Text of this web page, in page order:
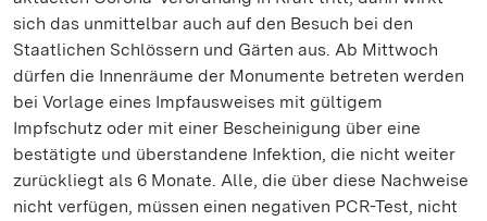
sich das unmittelbar auch auf den Besuch bei den
Staatlichen Schlössern und Gärten aus. Ab Mittwoch
dürfen die Innenräume der Monumente betreten werden
bei Vorlage eines Impfausweises mit gültigem
Impfschutz oder mit einer Bescheinigung über eine
bestätigte und überstandene Infektion, die nicht weiter
zurückliegt als 6 Monate. Alle, die über diese Nachweise
nicht verfügen, müssen einen negativen PCR-Test, nicht